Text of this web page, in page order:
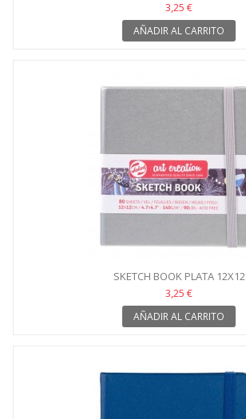
3,25 €
AÑADIR AL CARRITO
SKETCH BOOK PLATA 12X12
3,25 €
AÑADIR AL CARRITO